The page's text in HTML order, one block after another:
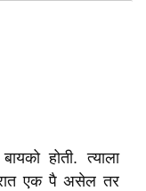
होती. त्याला
एक पै असेल तर